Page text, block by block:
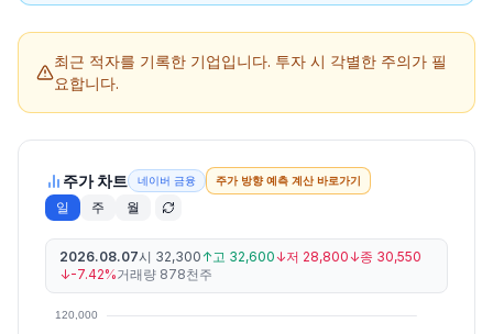
최근 적자를 기록한 기업입니다. 투자 시 각별한 주의가 필
요합니다.
주가 차트 네이버 금융 주가 방향 예측 계산 바로가기
일 주 월
2026.08.07시 32,300 ↑고 32,600↓저 28,800↓종 30,550
↓-7.42%거래량 878천주